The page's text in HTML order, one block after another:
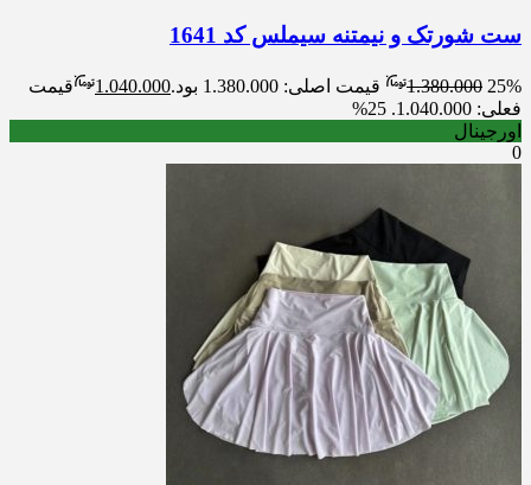
ست شورتک و نیمتنه سیملس کد 1641
25%
1.380.000 قیمت اصلی: 1.380.000 بود. 1.040.000
قیمت
فعلی: 1.040.000.
25%
اورجینال
0